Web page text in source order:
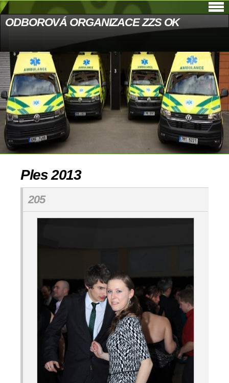
ODBOROVÁ ORGANIZACE ZZS OK
Ples 2013
205